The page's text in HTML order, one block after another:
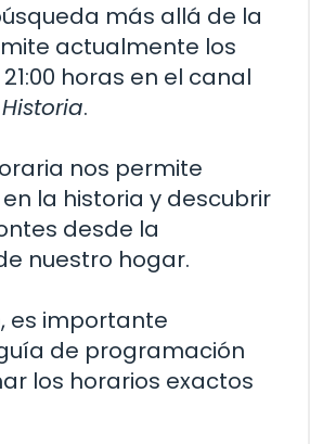
más allá de la
actualmente los
horas en el canal
Historia.
nos permite
la historia y descubrir
desde la
nuestro hogar.
es importante
de programación
los horarios exactos